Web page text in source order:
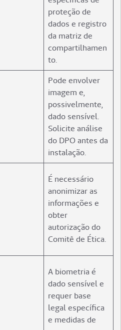
proteção de
dados e registro
da matriz de
compartilhamen
to.
Pode envolver
imagem e,
possivelmente,
dado sensível.
Solicite análise
do DPO antes da
instalação.
É necessário
anonimizar as
informações e
obter
autorização do
Comitê de Ética.
A biometria é
dado sensível e
requer base
legal específica
e medidas de